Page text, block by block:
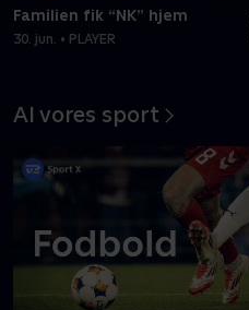
Familien fik “NK” hjem
30. jun. • PLAYER
Al vores sport